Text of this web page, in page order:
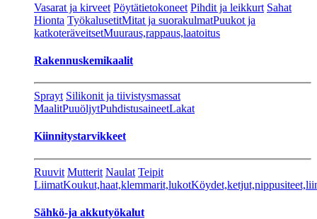
Vasarat ja kirveet Pöytätietokoneet Pihdit ja leikkurt Sahat
Hionta TyökalusetitMitat ja suorakulmatPuukot ja
katkoteräveitsetMuuraus,rappaus,laatoitus
Rakennuskemikaalit
Sprayt Silikonit ja tiivistysmassat
MaalitPuuöljytPuhdistusaineetLakat
Kiinnitystarvikkeet
Ruuvit Mutterit Naulat Teipit
LiimatKoukut,haat,klemmarit,lukot
Sähkö-ja akkutyökalut